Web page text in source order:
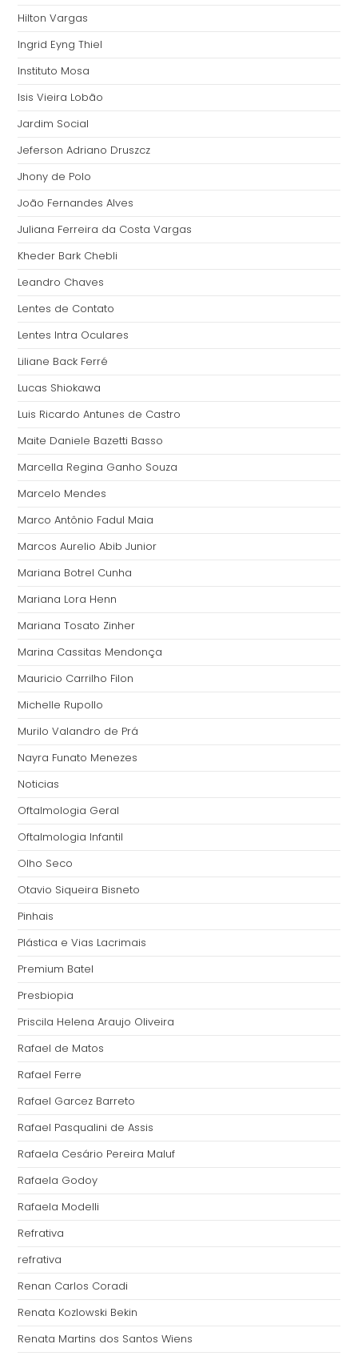
Hilton Vargas
Ingrid Eyng Thiel
Instituto Mosa
Isis Vieira Lobão
Jardim Social
Jeferson Adriano Druszcz
Jhony de Polo
João Fernandes Alves
Juliana Ferreira da Costa Vargas
Kheder Bark Chebli
Leandro Chaves
Lentes de Contato
Lentes Intra Oculares
Liliane Back Ferré
Lucas Shiokawa
Luis Ricardo Antunes de Castro
Maite Daniele Bazetti Basso
Marcella Regina Ganho Souza
Marcelo Mendes
Marco Antônio Fadul Maia
Marcos Aurelio Abib Junior
Mariana Botrel Cunha
Mariana Lora Henn
Mariana Tosato Zinher
Marina Cassitas Mendonça
Mauricio Carrilho Filon
Michelle Rupollo
Murilo Valandro de Prá
Nayra Funato Menezes
Noticias
Oftalmologia Geral
Oftalmologia Infantil
Olho Seco
Otavio Siqueira Bisneto
Pinhais
Plástica e Vias Lacrimais
Premium Batel
Presbiopia
Priscila Helena Araujo Oliveira
Rafael de Matos
Rafael Ferre
Rafael Garcez Barreto
Rafael Pasqualini de Assis
Rafaela Cesário Pereira Maluf
Rafaela Godoy
Rafaela Modelli
Refrativa
refrativa
Renan Carlos Coradi
Renata Kozlowski Bekin
Renata Martins dos Santos Wiens